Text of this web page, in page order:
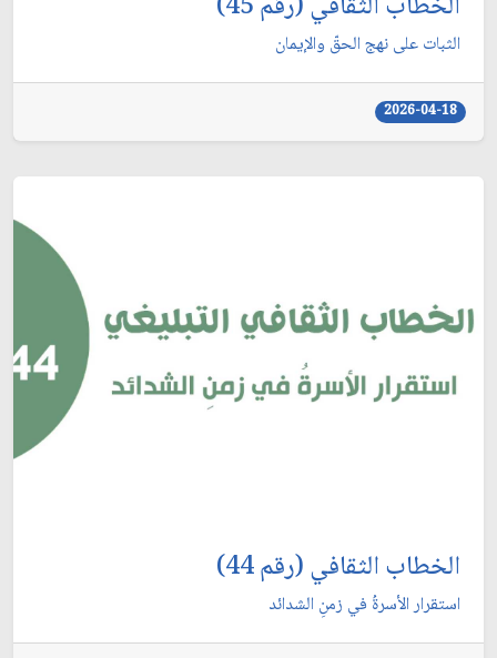
الثبات على نهج الحقّ والإيمان
2026-04-18
الخطاب الثقافي (رقم 44)
استقرار الأسرةُ في زمنِ الشدائد